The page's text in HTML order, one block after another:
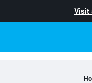
Visit